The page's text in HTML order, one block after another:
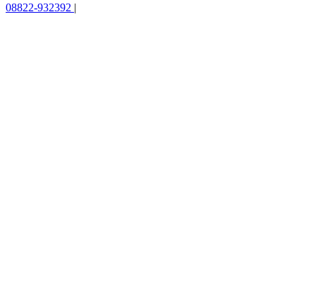
08822-932392 |